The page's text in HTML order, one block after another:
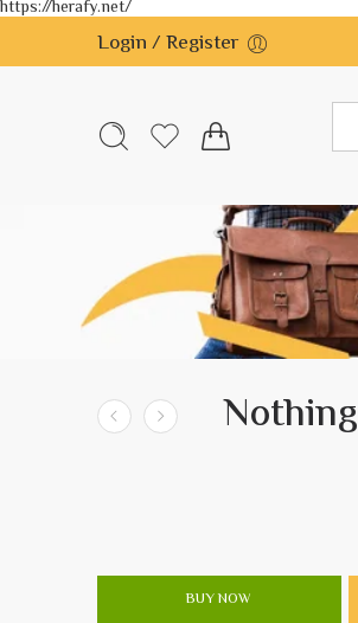
https://herafy.net/
Login / Register
تابلوه خشب بكتابة Nothing
BUY NOW